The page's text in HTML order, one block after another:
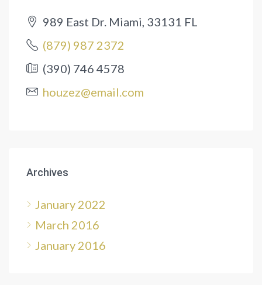
989 East Dr. Miami, 33131 FL
(879) 987 2372
(390) 746 4578
houzez@email.com
Archives
January 2022
March 2016
January 2016